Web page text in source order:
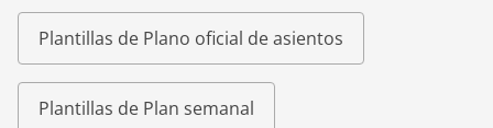
Plantillas de Plano oficial de asientos
Plantillas de Plan semanal